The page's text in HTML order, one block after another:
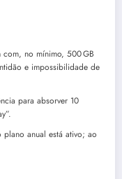
no mínimo, 500 GB
e impossibilidade de
para absorver 10
plano anual está ativo; ao